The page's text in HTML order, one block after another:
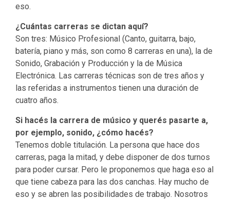
eso.
¿Cuántas carreras se dictan aquí?
Son tres: Músico Profesional (Canto, guitarra, bajo,
batería, piano y más, son como 8 carreras en una), la de
Sonido, Grabación y Producción y la de Música
Electrónica. Las carreras técnicas son de tres años y
las referidas a instrumentos tienen una duración de
cuatro años.
Si hacés la carrera de músico y querés pasarte a,
por ejemplo, sonido, ¿cómo hacés?
Tenemos doble titulación. La persona que hace dos
carreras, paga la mitad, y debe disponer de dos turnos
para poder cursar. Pero le proponemos que haga eso al
que tiene cabeza para las dos canchas. Hay mucho de
eso y se abren las posibilidades de trabajo. Nosotros